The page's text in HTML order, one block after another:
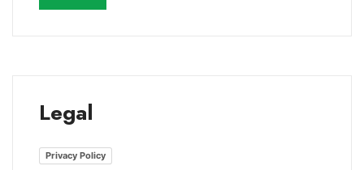
Legal
Privacy Policy